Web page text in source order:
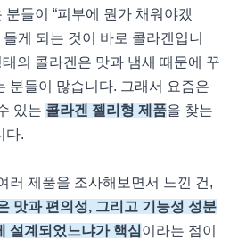
들이 “피부에 뭔가 채워야겠
게 되는 것이 바로 콜라겐입니
의 콜라겐은 맛과 냄새 때문에 꾸
분들이 많습니다. 그래서 요즘은
있는 콜라겐 젤리형 제품을 찾는
다.
러 제품을 조사해보면서 느낀 건,
맛과 편의성, 그리고 기능성 성분
설계되었느냐가 핵심 이라는 점이